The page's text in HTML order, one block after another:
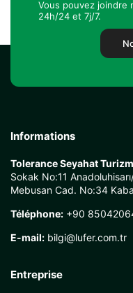
Vous pouvez joindre
24h/24 et 7j/7.
Informations
Tolerance Seyahat
Sokak No:11
Mebusan Cad. No:34
Téléphone: +90
E-mail: bilgi@lufer.com.tr
Entreprise